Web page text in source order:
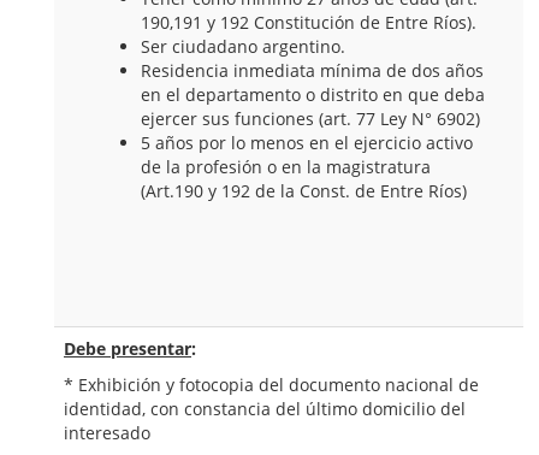
190,191 y 192 Constitución de Entre Ríos).
Ser ciudadano argentino.
Residencia inmediata mínima de dos años
en el departamento o distrito en que deba
ejercer sus funciones (art. 77 Ley N° 6902)
5 años por lo menos en el ejercicio activo
de la profesión o en la magistratura
(Art.190 y 192 de la Const. de Entre Ríos)
Debe presentar:
* Exhibición y fotocopia del documento nacional de
identidad, con constancia del último domicilio del
interesado